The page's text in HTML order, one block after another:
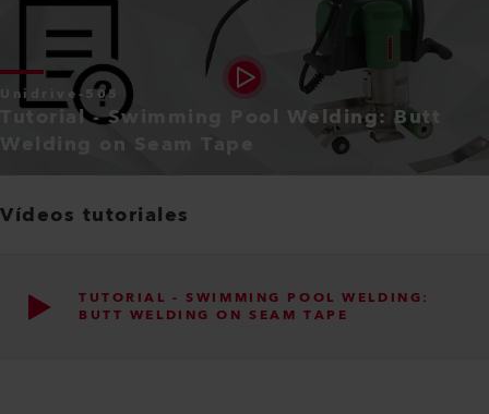
Unidrive-505
Tutorial - Swimming Pool Welding: Butt
Welding on Seam Tape
Vídeos tutoriales
TUTORIAL - SWIMMING POOL WELDING:
BUTT WELDING ON SEAM TAPE